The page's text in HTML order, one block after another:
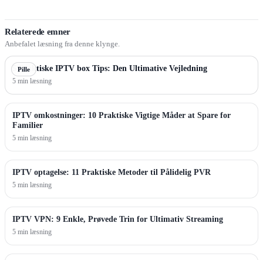
Relaterede emner
Anbefalet læsning fra denne klynge.
Pille
5 Praktiske IPTV box Tips: Den Ultimative Vejledning
5 min læsning
IPTV omkostninger: 10 Praktiske Vigtige Måder at Spare for
Familier
5 min læsning
IPTV optagelse: 11 Praktiske Metoder til Pålidelig PVR
5 min læsning
IPTV VPN: 9 Enkle, Prøvede Trin for Ultimativ Streaming
5 min læsning